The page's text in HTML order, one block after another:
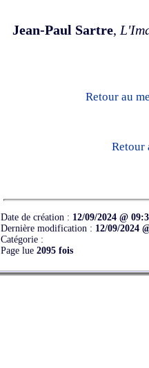
Jean-Paul Sartre,
Retour au
Retour
Date de création : 12/09/2024 @
Dernière modification : 12/09/2024
Catégorie :
Page lue 2095 fois